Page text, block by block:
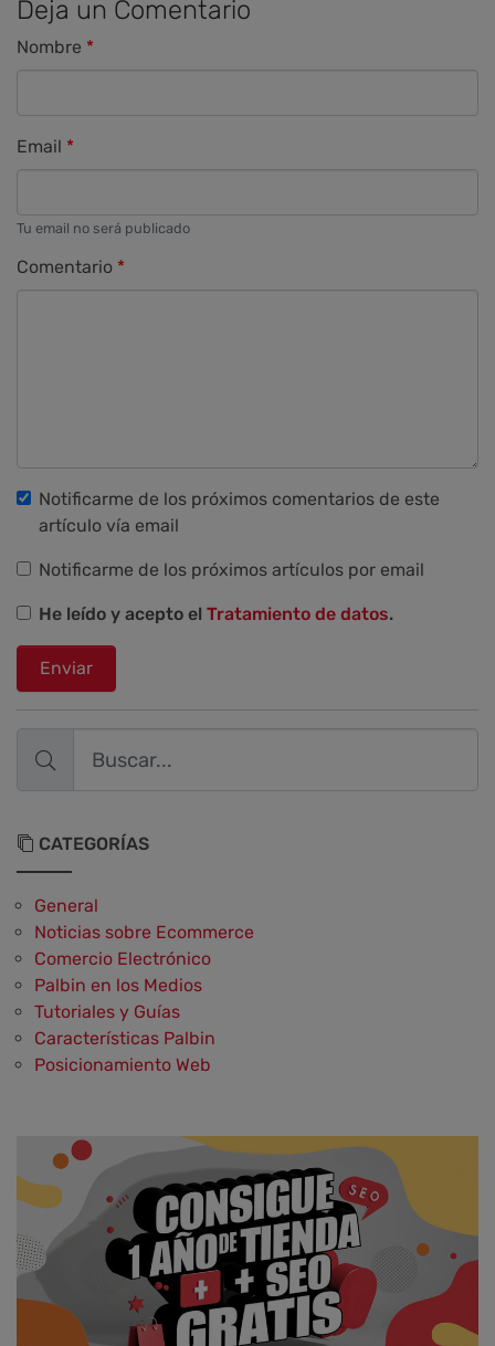
Deja un Comentario
Nombre
Email
Tu email no será publicado
Comentario
Notificarme de los próximos comentarios de este
artículo vía email
Notificarme de los próximos artículos por email
He leído y acepto el Tratamiento de datos.
Enviar
CATEGORÍAS
General
Noticias sobre Ecommerce
Comercio Electrónico
Palbin en los Medios
Tutoriales y Guías
Características Palbin
Posicionamiento Web
Aplicaciones y Herramientas
Testimonios y Opiniones de Palbin.com
Diseño web y UX